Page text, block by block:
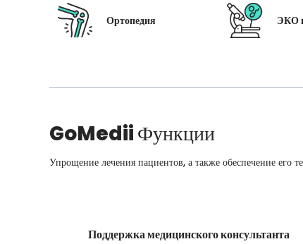
Ортопедия ЭКО
GoMediiФункции
Упрощение лечения пациентов, а также обеспечение его
Поддержка медицинского консультанта